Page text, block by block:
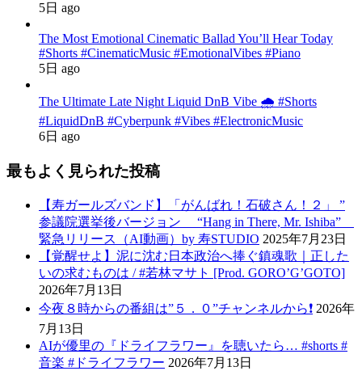
5日 ago
The Most Emotional Cinematic Ballad You’ll Hear Today
#Shorts #CinematicMusic #EmotionalVibes #Piano
5日 ago
The Ultimate Late Night Liquid DnB Vibe 🌧️ #Shorts
#LiquidDnB #Cyberpunk #Vibes #ElectronicMusic
6日 ago
最もよく見られた投稿
【寿ガールズバンド】「がんばれ！石破さん！２」 ”
参議院選挙後バージョン “Hang in There, Mr. Ishiba”
緊急リリース（AI動画）by 寿STUDIO 2025年7月23日
【覚醒せよ】泥に沈む日本政治へ捧ぐ鎮魂歌｜正した
いの求むものは / #若林マサト [Prod. GORO’G’GOTO]
2026年7月13日
今夜８時からの番組は”５．０”チャンネルから❗️ 2026年
7月13日
AIが優里の『ドライフラワー』を聴いたら… #shorts #
音楽 #ドライフラワー 2026年7月13日